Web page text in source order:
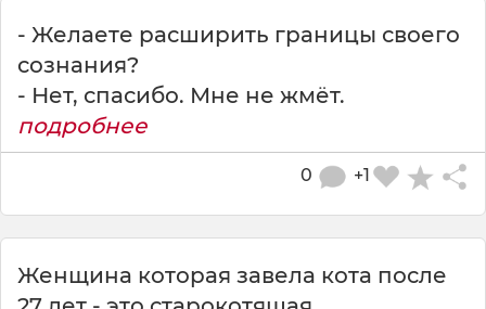
- Желаете расширить границы своего
сознания?
- Нет, спасибо. Мне не жмёт.
подробнее
+1
0
Женщина которая завела кота после